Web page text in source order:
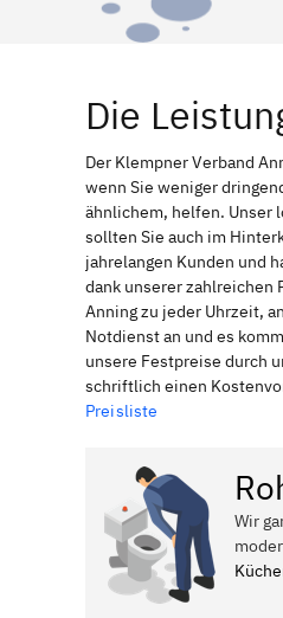
Die
Der Klempner Verband
wenn Sie weniger
ähnlichem, helfen. Unser
sollten Sie auch im
jahrelangen Kunden und
dank unserer zahlreichen
Anning zu jeder Uhrzeit,
Notdienst an und es
unsere Festpreise durch
schriftlich einen
Preisliste
Wir